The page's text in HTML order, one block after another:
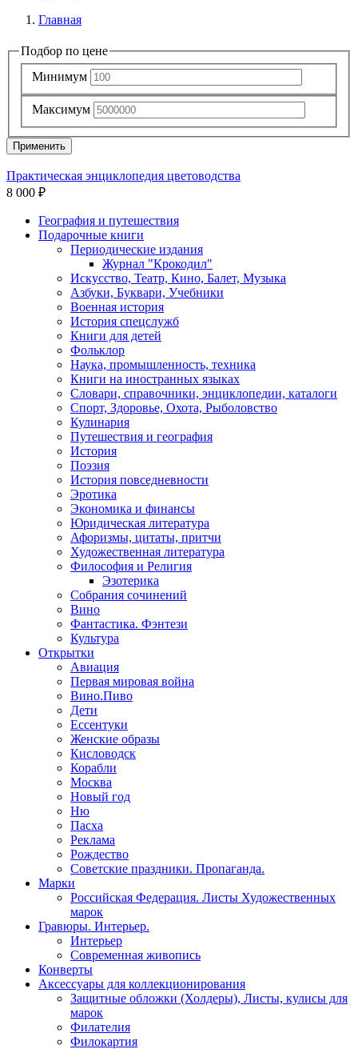
Главная
Подбор по цене
Минимум
Максимум
Применить
Практическая энциклопедия цветоводства
8 000 ₽
Разделы
каталога
География и путешествия
Подарочные книги
Периодические издания
Журнал "Крокодил"
Искусство, Театр, Кино, Балет, Музыка
Азбуки, Буквари, Учебники
Военная история
История спецслужб
Книги для детей
Фольклор
Наука, промышленность, техника
Книги на иностранных языках
Словари, справочники, энциклопедии, каталоги
Спорт, Здоровье, Охота, Рыболовство
Кулинария
Путешествия и география
История
Поэзия
История повседневности
Эротика
Экономика и финансы
Юридическая литература
Афоризмы, цитаты, притчи
Художественная литература
Философия и Религия
Эзотерика
Собрания сочинений
Вино
Фантастика. Фэнтези
Культура
Открытки
Авиация
Первая мировая война
Вино.Пиво
Дети
Ессентуки
Женские образы
Кисловодск
Корабли
Москва
Новый год
Ню
Пасха
Реклама
Рождество
Советские праздники. Пропаганда.
Марки
Российская Федерация. Листы Художественных
марок
Гравюры. Интерьер.
Интерьер
Современная живопись
Конверты
Аксессуары для коллекционирования
Защитные обложки (Холдеры), Листы, кулисы для
марок
Филателия
Филокартия